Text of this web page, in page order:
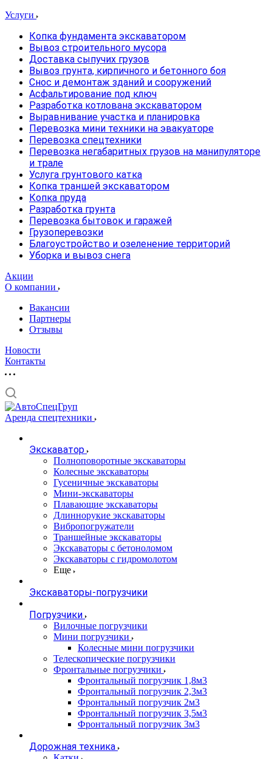
Услуги
Копка фундамента экскаватором
Вывоз строительного мусора
Доставка сыпучих грузов
Вывоз грунта, кирпичного и бетонного боя
Снос и демонтаж зданий и сооружений
Асфальтирование под ключ
Разработка котлована экскаватором
Выравнивание участка и планировка
Перевозка мини техники на эвакуаторе
Перевозка спецтехники
Перевозка негабаритных грузов на манипуляторе
и трале
Услуга грунтового катка
Копка траншей экскаватором
Копка пруда
Разработка грунта
Перевозка бытовок и гаражей
Грузоперевозки
Благоустройство и озеленение территорий
Уборка и вывоз снега
Акции
О компании
Вакансии
Партнеры
Отзывы
Новости
Контакты
Аренда спецтехники
Экскаватор
Полноповоротные экскаваторы
Колесные экскаваторы
Гусеничные экскаваторы
Мини-экскаваторы
Плавающие экскаваторы
Длиннорукие экскаваторы
Вибропогружатели
Траншейные экскаваторы
Экскаваторы с бетоноломом
Экскаваторы с гидромолотом
Еще
Экскаваторы-погрузчики
Погрузчики
Вилочные погрузчики
Мини погрузчики
Колесные мини погрузчики
Телескопические погрузчики
Фронтальные погрузчики
Фронтальный погрузчик 1,8м3
Фронтальный погрузчик 2,3м3
Фронтальный погрузчик 2м3
Фронтальный погрузчик 3,5м3
Фронтальный погрузчик 3м3
Дорожная техника